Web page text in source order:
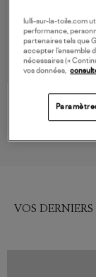
MARANT
VOS
lulli-sur-la-toile.com
performance,
partenaires tels que
accepter l’ensemble
nécessaires («
vos données,